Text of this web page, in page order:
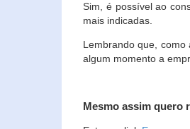
Sim, é possível ao
mais indicadas.
Lembrando que,
algum momento a
Mesmo assim quero